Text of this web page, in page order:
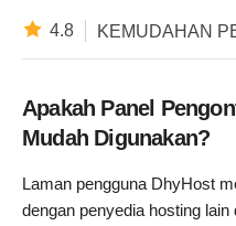
4.8 KEMUDAHAN
Apakah Panel
Mudah Digunakan?
Laman pengguna DhyHost
dengan penyedia hosting